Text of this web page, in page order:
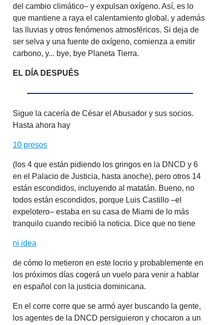
del cambio climático– y expulsan oxígeno. Así, es lo
que mantiene a raya el calentamiento global, y además
las lluvias y otros fenómenos atmosféricos. Si deja de
ser selva y una fuente de oxígeno, comienza a emitir
carbono, y... bye, bye Planeta Tierra.
EL DÍA DESPUÉS
Sigue la cacería de César el Abusador y sus socios.
Hasta ahora hay
10 presos
(los 4 que están pidiendo los gringos en la DNCD y 6
en el Palacio de Justicia, hasta anoche), pero otros 14
están escondidos, incluyendo al matatán. Bueno, no
todos están escondidos, porque Luis Castillo –el
expelotero– estaba en su casa de Miami de lo más
tranquilo cuando recibió la noticia. Dice que no tiene
ni idea
de cómo lo metieron en este locrio y probablemente en
los próximos días cogerá un vuelo para venir a hablar
en español con la justicia dominicana.
En el corre corre que se armó ayer buscando la gente,
los agentes de la DNCD persiguieron y chocaron a un